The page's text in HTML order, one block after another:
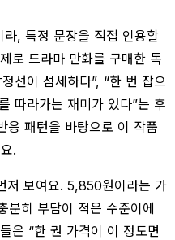
, 특정 문장을 직접 인용할
로 드라마 만화를 구매한 독
선이 섬세하다”, “한 번 잡으
따라가는 재미가 있다”는 후
응 패턴을 바탕으로 이 작품
.
저 보여요. 5,850원이라는 가
분히 부담이 적은 수준이에
은 “한 권 가격이 이 정도면